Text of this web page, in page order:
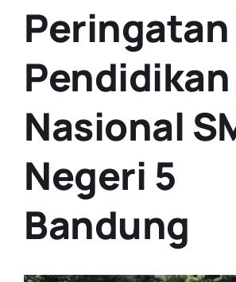
Peringatan
Pendidikan
Nasional
Negeri 5
Bandung